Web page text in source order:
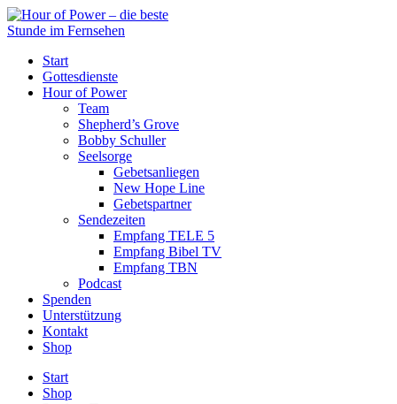
Start
Gottesdienste
Hour of Power
Team
Shepherd’s Grove
Bobby Schuller
Seelsorge
Gebetsanliegen
New Hope Line
Gebetspartner
Sendezeiten
Empfang TELE 5
Empfang Bibel TV
Empfang TBN
Podcast
Spenden
Unterstützung
Kontakt
Shop
Start
Shop